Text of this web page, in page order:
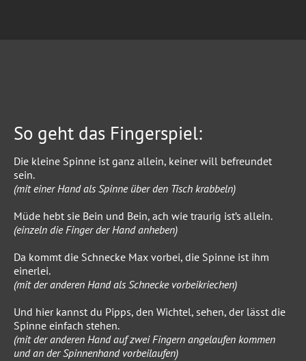
So geht das Fingerspiel:
Die kleine Spinne ist ganz allein, keiner will befreundet
sein.
(mit einer Hand als Spinne über den Tisch krabbeln)
Müde hebt sie Bein und Bein, ach wie traurig ist’s allein.
(einzeln die Finger der Hand anheben)
Da kommt die Schnecke Max vorbei, die Spinne ist ihm
einerlei.
(mit der anderen Hand als Schnecke vorbeikriechen)
Und hier kannst du Pipps, den Wichtel, sehen, der lässt die
Spinne einfach stehen.
(mit der anderen Hand auf zwei Fingern angelaufen kommen
und an der Spinnenhand vorbeilaufen)